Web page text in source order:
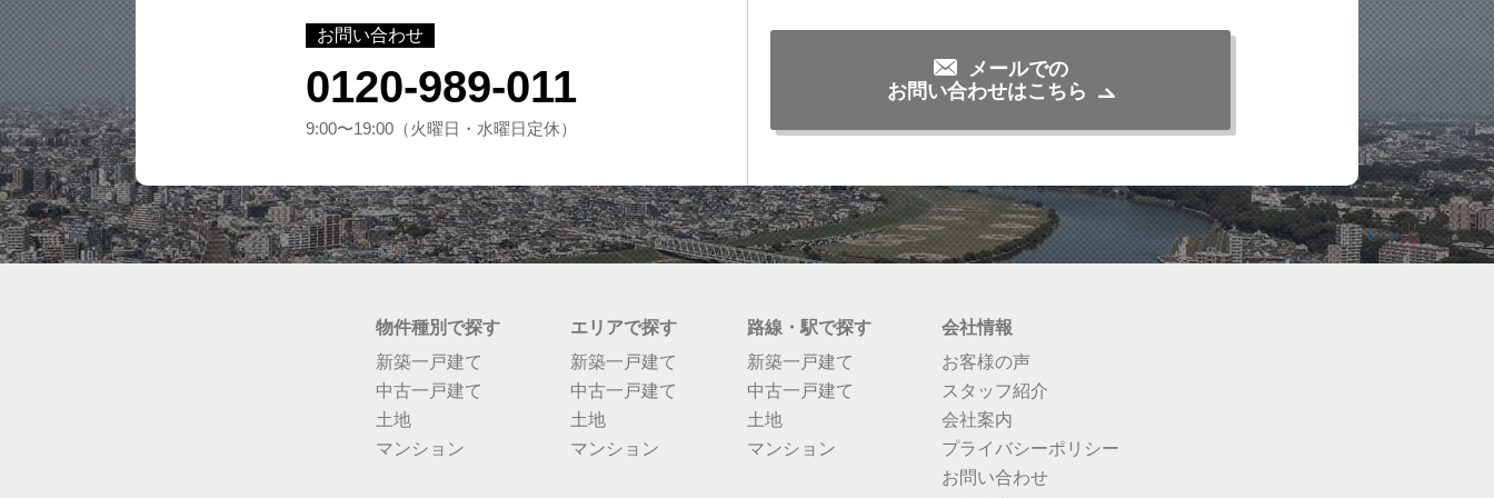
お問い合わせ
0120-989-011
9:00〜19:00（火曜日・水曜日定休）
メールでの
お問い合わせはこちら
物件種別で探す
新築一戸建て
中古一戸建て
土地
マンション
エリアで探す
新築一戸建て
中古一戸建て
土地
マンション
路線・駅で探す
新築一戸建て
中古一戸建て
土地
マンション
会社情報
お客様の声
スタッフ紹介
会社案内
プライバシーポリシー
お問い合わせ